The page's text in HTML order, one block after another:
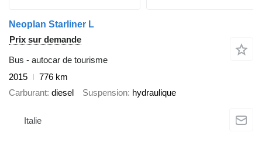
Neoplan Starliner L
Prix sur demande
Bus - autocar de tourisme
2015
776 km
Carburant diesel Suspension hydraulique
Italie